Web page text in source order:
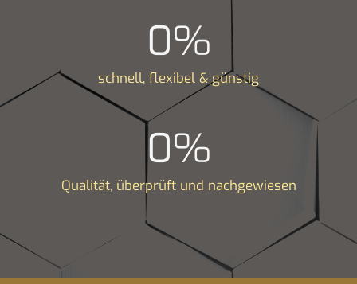
0%
schnell, flexibel & günstig
0%
Qualität, überprüft und nachgewiesen